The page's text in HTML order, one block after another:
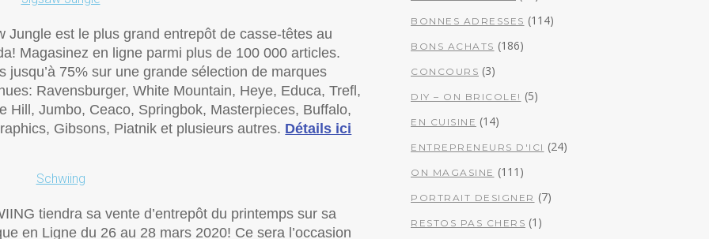
Jungle est le plus grand entrepôt de casse-têtes au
Magasinez en ligne parmi plus de 100 000 articles.
jusqu’à 75% sur une grande sélection de marques
Ravensburger, White Mountain, Heye, Educa, Trefl,
Hill, Jumbo, Ceaco, Springbok, Masterpieces, Buffalo,
Gibsons, Piatnik et plusieurs autres. Détails ici
Schwiing
tiendra sa vente d’entrepôt du printemps sur sa
en Ligne du 26 au 28 mars 2020! Ce sera l’occasion
BONNES ADRESSES (114)
BONS ACHATS (186)
CONCOURS (3)
DIY – ON BRICOLE! (5)
EN CUISINE (14)
ENTREPRENEURS D'ICI (24)
ON MAGASINE (111)
PORTRAIT DESIGNER (7)
RESTOS PAS CHERS (1)